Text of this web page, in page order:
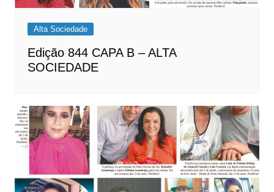
Alta Sociedade
Edição 844 CAPA B – ALTA
SOCIEDADE